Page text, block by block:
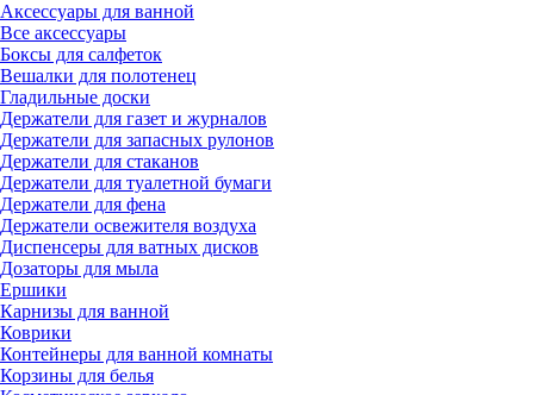
Аксессуары для ванной
Все аксессуары
Боксы для салфеток
Вешалки для полотенец
Гладильные доски
Держатели для газет и журналов
Держатели для запасных рулонов
Держатели для стаканов
Держатели для туалетной бумаги
Держатели для фена
Держатели освежителя воздуха
Диспенсеры для ватных дисков
Дозаторы для мыла
Ершики
Карнизы для ванной
Коврики
Контейнеры для ванной комнаты
Корзины для белья